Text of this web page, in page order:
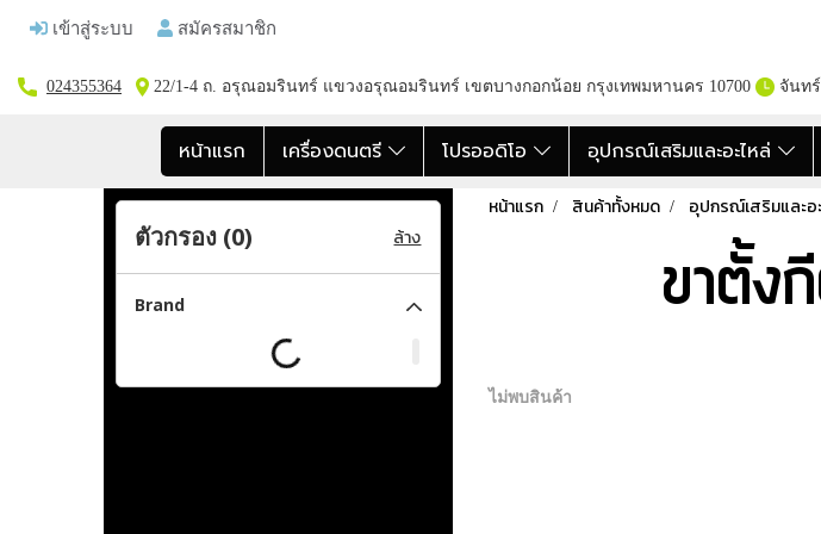
เข้าสู่ระบบ สมัครสมาชิก
024355364 22/1-4 ถ. อรุณอมรินทร์ แขวงอรุณอมรินทร์ เขตบางกอกน้อย กรุงเทพมหานคร 10700 จันทร์
หน้าแรก เครื่องดนตรี โปรออดิโอ อุปกรณ์เสริมและอะไหล่
หน้าแรก สินค้าทั้งหมด อุปกรณ์เสริมและอ
ขาตั้ง
ไม่พบสินค้า
ตัวกรอง (0) ล้าง
Brand